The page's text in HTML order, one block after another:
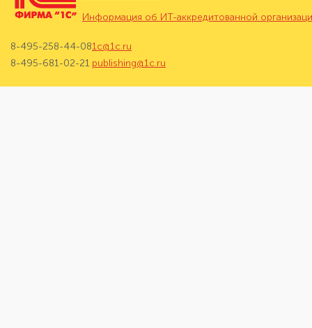
Информация об ИТ-аккредитованной
8-495-258-44-08
8-495-681-02-21
1c@1c.ru
publishing@1c.ru